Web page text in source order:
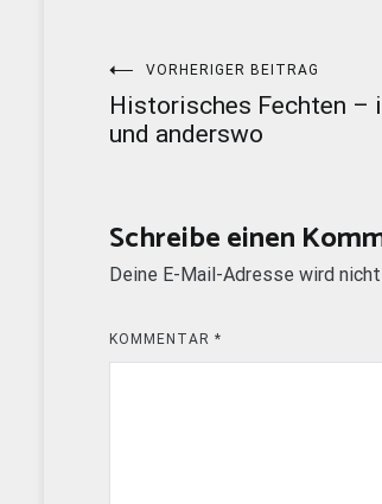
VORHERIGER BEITRAG
Historisches Fechten –
und anderswo
Schreibe einen
Deine E-Mail-Adresse wird
KOMMENTAR *